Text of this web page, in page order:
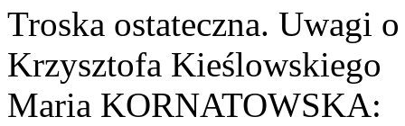
Troska ostateczna. Uwagi
Krzysztofa
Maria KORNATOWSKA: